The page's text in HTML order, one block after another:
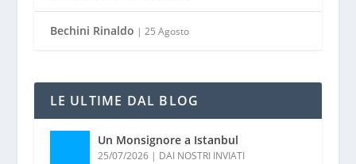
Bechini Rinaldo | 25 Agosto
LE ULTIME DAL BLOG
Un Monsignore a Istanbul
25/07/2026| DAI NOSTRI INVIATI